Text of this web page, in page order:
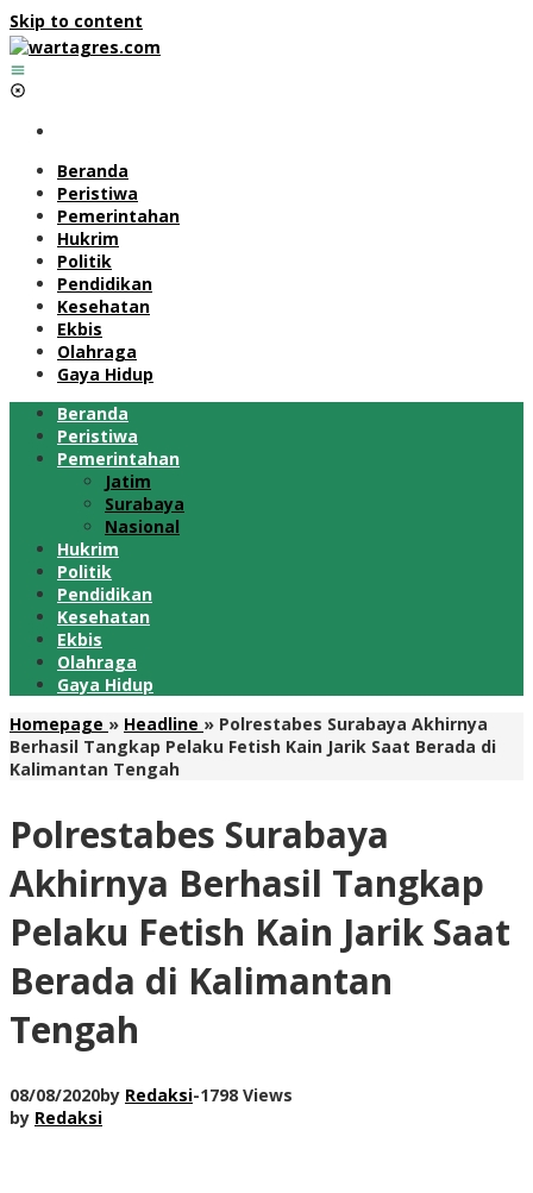
Skip to content
Beranda
Peristiwa
Pemerintahan
Hukrim
Politik
Pendidikan
Kesehatan
Ekbis
Olahraga
Gaya Hidup
Beranda
Peristiwa
Pemerintahan
Jatim
Surabaya
Nasional
Hukrim
Politik
Pendidikan
Kesehatan
Ekbis
Olahraga
Gaya Hidup
Homepage » Headline » Polrestabes Surabaya Akhirnya
Berhasil Tangkap Pelaku Fetish Kain Jarik Saat Berada di
Kalimantan Tengah
Polrestabes Surabaya
Akhirnya Berhasil Tangkap
Pelaku Fetish Kain Jarik Saat
Berada di Kalimantan
Tengah
08/08/2020by Redaksi-1798 Views
by Redaksi